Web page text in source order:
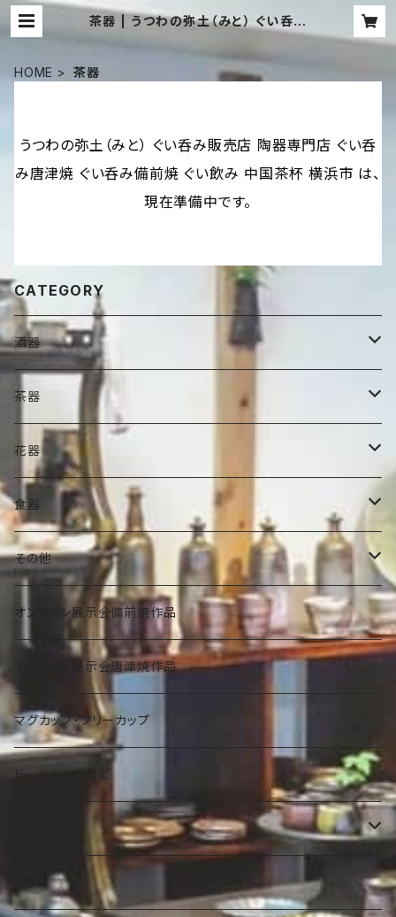
茶器 | うつわの弥土（みと） ぐい呑み
販売店 陶器専門店 ぐい呑み唐津焼 ぐ
HOME 茶器
うつわの弥土（みと） ぐい呑み販売店 陶器専門店 ぐい呑
み唐津焼 ぐい呑み備前焼 ぐい飲み 中国茶杯 横浜市 は、
現在準備中です。
CATEGORY
酒器
徳利・酒注
ぐい吞
ビアマグ
焼酎杯
その他
茶器
抹茶碗
小服茶碗
水差
茶入れ
宝瓶
急須
花器
ミニ花器
一輪挿し
水盤
その他
食器
豆皿・豆鉢
小皿・小鉢
大皿・大鉢
陶板・秋刀魚皿・その他
その他
壺
細工物
アクセサリー
オブジェ
オンライン展示会備前焼作品
オンライン展示会唐津焼作品
マグカップ・フリーカップ
ドールチェアなど
Australia 60size